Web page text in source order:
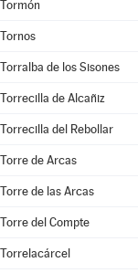
Tormón
Tornos
Torralba de los Sisones
Torrecilla de Alcañiz
Torrecilla del Rebollar
Torre de Arcas
Torre de las Arcas
Torre del Compte
Torrelacárcel